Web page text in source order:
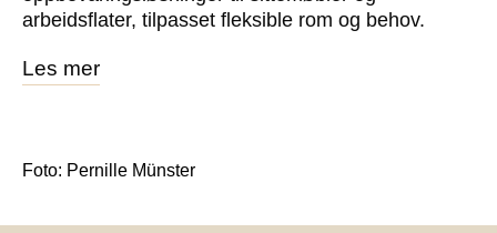
arbeidsflater, tilpasset fleksible rom og behov.
Les mer
Foto: Pernille Münster